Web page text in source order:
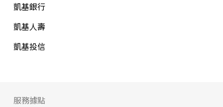
凱基銀行
凱基人壽
凱基投信
服務據點